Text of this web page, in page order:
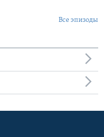
Все эпизоды